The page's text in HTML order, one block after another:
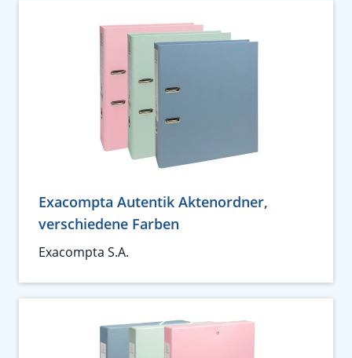
Exacompta Autentik Aktenordner,
verschiedene Farben
Exacompta S.A.